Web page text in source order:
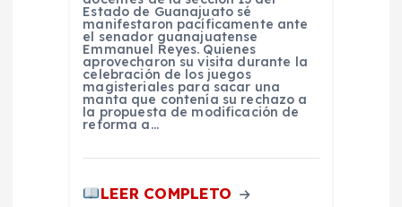
Estado de Guanajuato sé
manifestaron pacíficamente ante
el senador guanajuatense
Emmanuel Reyes. Quienes
aprovecharon su visita durante la
celebración de los juegos
magisteriales para sacar una
manta que contenía su rechazo a
la propuesta de modificación de
reforma a…
LEER COMPLETO